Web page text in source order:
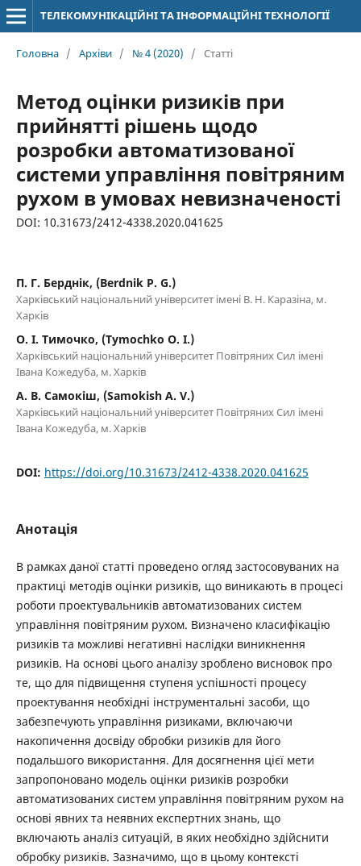
ТЕЛЕКОМУНІКАЦІЙНІ ТА ІНФОРМАЦІЙНІ ТЕХНОЛОГІЇ
Головна / Архіви / № 4 (2020) / Статті
Метод оцінки ризиків при
прийнятті рішень щодо
розробки автоматизованої
системи управління повітряним
рухом в умовах невизначеності
DOI: 10.31673/2412-4338.2020.041625
П. Г. Берднік, (Berdnik P. G.)
Харківський національний університет імені В. Н. Каразіна, м.
Харків
О. І. Тимочко, (Tymochko O. I.)
Харківський національний університет Повітряних Сил імені
Івана Кожедуба, м. Харків
А. В. Самокіш, (Samokish А. V.)
Харківський національний університет Повітряних Сил імені
Івана Кожедуба, м. Харків
DOI: https://doi.org/10.31673/2412-4338.2020.041625
Анотація
В рамках даної статті проведено огляд застосовуваних на
практиці методів оцінки ризиків, що виникають в процесі
роботи проектувальників автоматизованих систем
управління повітряним рухом. Визначено класифікацію
ризиків та можливі негативні наслідки виникнення
ризиків. На основі цього аналізу зроблено висновок про
те, що для підвищення ступеня успішності процесу
проектування необхідні інструментальні засоби, що
забезпечують управління ризиками, включаючи
накопичення досвіду обробки ризиків для його
подальшого використання. Для досягнення цієї мети
запропоновано модель оцінки ризиків розробки
автоматизованих систем управління повітряним рухом на
основі явних та неявних експертних знань, що
включають аналіз ситуацій, в яких необхідно здійснити
обробку ризиків. Зазначимо, що в цьому контексті